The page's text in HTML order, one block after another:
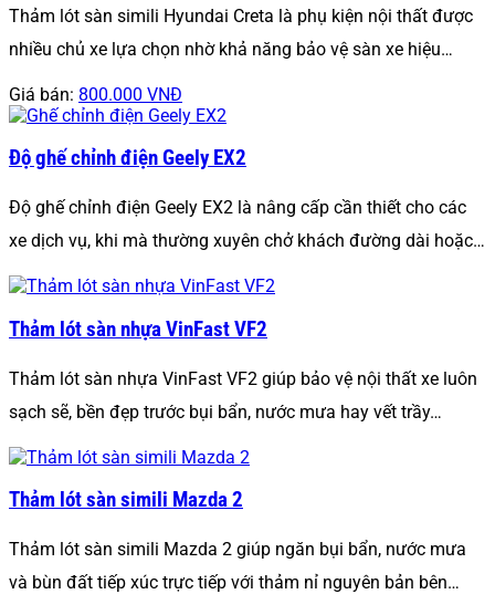
Thảm lót sàn simili Hyundai Creta là phụ kiện nội thất được
nhiều chủ xe lựa chọn nhờ khả năng bảo vệ sàn xe hiệu…
Giá bán: 800.000 VNĐ
Độ ghế chỉnh điện Geely EX2
Độ ghế chỉnh điện Geely EX2 là nâng cấp cần thiết cho các
xe dịch vụ, khi mà thường xuyên chở khách đường dài hoặc…
Thảm lót sàn nhựa VinFast VF2
Thảm lót sàn nhựa VinFast VF2 giúp bảo vệ nội thất xe luôn
sạch sẽ, bền đẹp trước bụi bẩn, nước mưa hay vết trầy…
Thảm lót sàn simili Mazda 2
Thảm lót sàn simili Mazda 2 giúp ngăn bụi bẩn, nước mưa
và bùn đất tiếp xúc trực tiếp với thảm nỉ nguyên bản bên…